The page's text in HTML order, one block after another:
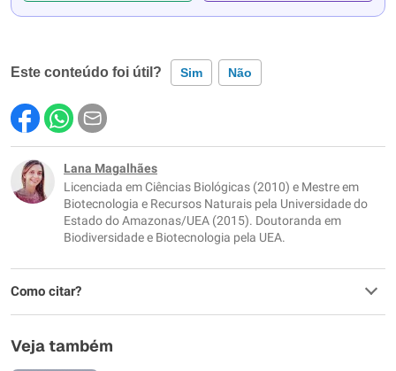
Este conteúdo foi útil? Sim Não
Este conteúdo contém informação incorreta
Este conteúdo não tem a informação que procuro
Outro
Lana Magalhães
Licenciada em Ciências Biológicas (2010) e Mestre em
Biotecnologia e Recursos Naturais pela Universidade do
Estado do Amazonas/UEA (2015). Doutoranda em
Biodiversidade e Biotecnologia pela UEA.
Como citar?
Veja também